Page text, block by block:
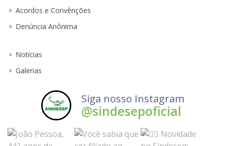
Acordos e Convênções
Denúncia Anônima
Notícias
Galerias
Siga nosso Instagram
@sindesepoficial